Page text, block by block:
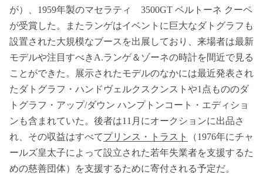
が）、1959年製のマセラティ 3500GT ベルトーネ クーペ
が受賞した。またランゲはイベントに巨大なダトグラフも
設置された大規模なブースを出展しており、来場者は最新
モデルや注目すべきA.ランゲ＆ゾーネの時計を間近で見る
ことができた。展示されたモデルのなかには最近発表され
たダトグラフ・ハンドヴェルクスクンストや1点もののダ
トグラフ・アップ/ダウン ハンプトンコート・エディショ
ンも含まれていた。後者は11月にオークションに出品さ
れ、その収益はすべてプリンス・トラスト
（1976年にチャ
ールズ皇太子によって設立された若年失業者を支援するた
めの慈善団体）を支援するために寄付される予定だ。